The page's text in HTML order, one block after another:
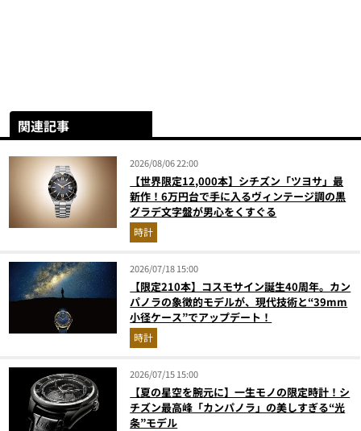
関連記事
2026/08/06 22:00
【世界限定12,000本】シチズン「ツヨサ」最
新作！6万円台で手に入るヴィンテージ調の黒
グラデ文字盤が男心をくすぐる
時計
2026/07/18 15:00
【限定210本】コスモサイン誕生40周年。カン
パノラの象徴的モデルが、現代技術と“39mm
小径ケース”でアップデート！
時計
2026/07/15 15:00
【夏の星空を腕元に】一生モノの限定時計！シ
チズン最高峰「カンパノラ」の美しすぎる“光
条”モデル